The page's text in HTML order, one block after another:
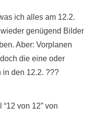
ich alles am 12.2.
genügend Bilder
Aber: Vorplanen
die eine oder
in den 12.2. ???
von 12” von